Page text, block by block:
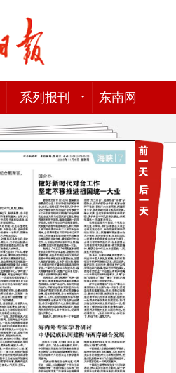
系列报刊 东南网